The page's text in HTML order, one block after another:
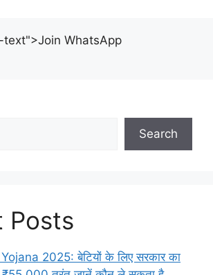
WhatsApp
Search
Posts
2025: बेटियों के लिए सरकार का